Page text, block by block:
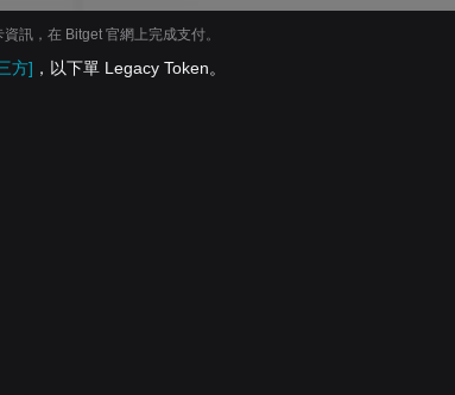
訊，在 Bitget 官網上完成支付。
方] ，以下單 Legacy Token。